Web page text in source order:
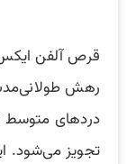
رهش
دردهای متوسط
تجویز می‌شود.